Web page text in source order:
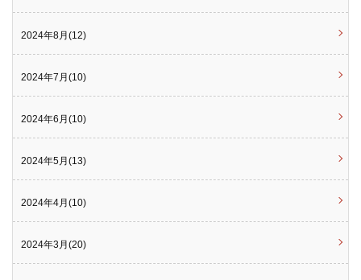
2024年8月(12)
2024年7月(10)
2024年6月(10)
2024年5月(13)
2024年4月(10)
2024年3月(20)